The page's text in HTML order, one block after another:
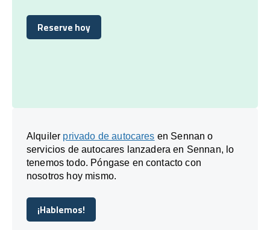
Reserve hoy
Reserve hoy
Alquiler privado de autocares en Sennan o
servicios de autocares lanzadera en Sennan, lo
tenemos todo. Póngase en contacto con
nosotros hoy mismo.
¡Hablemos!
¡Hablemos!